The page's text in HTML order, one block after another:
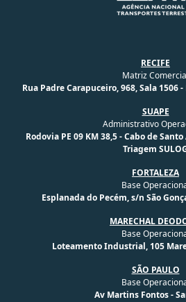
RECIFE
Matriz
Rua Padre Carapuceiro, 968, Sala 1506
SUAPE
Administrativo
Rodovia PE 09 KM 38,5 - Cabo de
Triagem
FORTALEZA
Base
Esplanada do Pecém, s/n São
MARECHAL
Base
Loteamento Industrial, 105
SÃO PAULO
Base
Av Martins Fontos -